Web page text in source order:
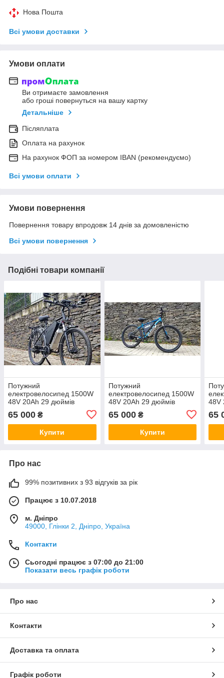
Нова Пошта
Всі умови доставки
Умови оплати
Ви отримаєте замовлення
або гроші повернуться на вашу картку
Детальніше
Післяплата
Оплата на рахунок
На рахунок ФОП за номером IBAN (рекомендуємо)
Всі умови оплати
Умови повернення
Повернення товару впродовж 14 днів за домовленістю
Всі умови повернення
Подібні товари компанії
Потужний
електровелосипед 1500W
48V 20Ah 29 дюймів
товару 10862
65 000 ₴
Купити
Потужний
електровелосипед 1500W
48V 20Ah 29 дюймів
товару 10873
65 000₴
Купити
48V
код
65
Про нас
99% позитивних з 93 відгуків за рік
Працює з 10.07.2018
м. Дніпро
49000, Глінки 2, Дніпро, Україна
Контакти
Сьогодні працює з 07:00 до 21:00
Показати весь графік роботи
Про нас
Контакти
Доставка та оплата
Графік роботи